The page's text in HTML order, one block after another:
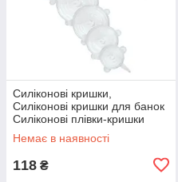
Силіконові кришки,
Силіконові кришки для банок
Силіконові плівки-кришки
silicon VA-61
Немає в наявності
118 ₴